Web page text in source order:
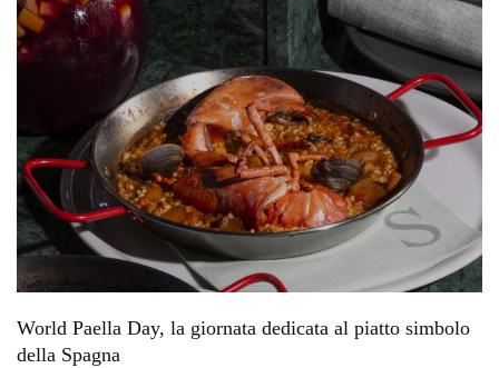
World Paella Day, la giornata dedicata al piatto simbolo
della Spagna